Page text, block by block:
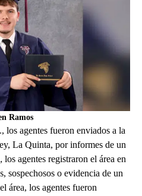
Ramos
los agentes fueron enviados a la
La Quinta, por informes de un
agentes registraron el área en
sospechosos o evidencia de un
área, los agentes fueron